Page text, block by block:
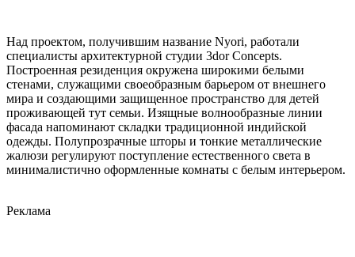
Над проектом, получившим название Nyori, работали
специалисты архитектурной студии 3dor Concepts.
Построенная резиденция окружена широкими белыми
стенами, служащими своеобразным барьером от внешнего
мира и создающими защищенное пространство для детей
проживающей тут семьи. Изящные волнообразные линии
фасада напоминают складки традиционной индийской
одежды. Полупрозрачные шторы и тонкие металлические
жалюзи регулируют поступление естественного света в
минималистично оформленные комнаты с белым интерьером.
Реклама